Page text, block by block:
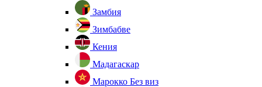
Замбия
Зимбабве
Кения
Мадагаскар
Марокко Без виз